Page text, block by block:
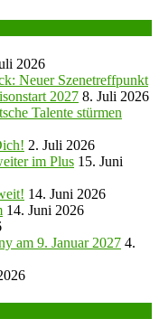
2026
Neuer Szenetreffpunkt
2027 8. Juli 2026
Talente stürmen
2. Juli 2026
im Plus 15. Juni
14. Juni 2026
14. Juni 2026
am 9. Januar 2027 4.